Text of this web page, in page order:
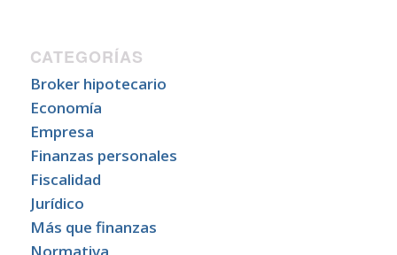
CATEGORÍAS
Broker hipotecario
Economía
Empresa
Finanzas personales
Fiscalidad
Jurídico
Más que finanzas